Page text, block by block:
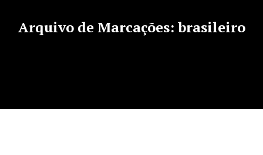
Arquivo de Marcações: brasileiro